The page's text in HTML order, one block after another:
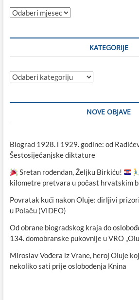
Sve
KATEGORIJE
Kategorije
NOVE OBJAVE
Biograd 1928. i 1929. godine: od
Šestosiječanjske diktature
Sretan rođendan, Željku Birkiću!
kilometre pretvara u počast hrvatskim
Povratak kući nakon Oluje: dirljivi
u Polaču (VIDEO)
Od obrane biogradskog kraja do
134. domobranske pukovnije u VRO
Miroslav Vođera iz Vrane, heroj Oluje
nekoliko sati prije oslobođenja Knina